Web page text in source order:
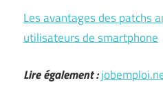
Les avantages des patchs
utilisateurs de smartphone
Lire également :